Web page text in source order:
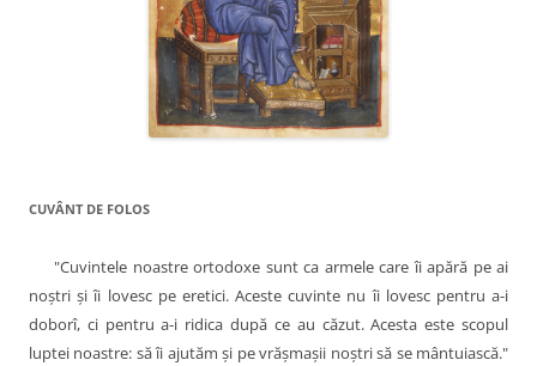
CUVÂNT DE FOLOS
"Cuvintele noastre ortodoxe sunt ca armele care îi apără pe ai
noştri şi îi lovesc pe eretici. Aceste cuvinte nu îi lovesc pentru a-i
doborî, ci pentru a-i ridica după ce au căzut. Acesta este scopul
luptei noastre: să îi ajutăm şi pe vrăşmaşii noştri să se mântuiască."